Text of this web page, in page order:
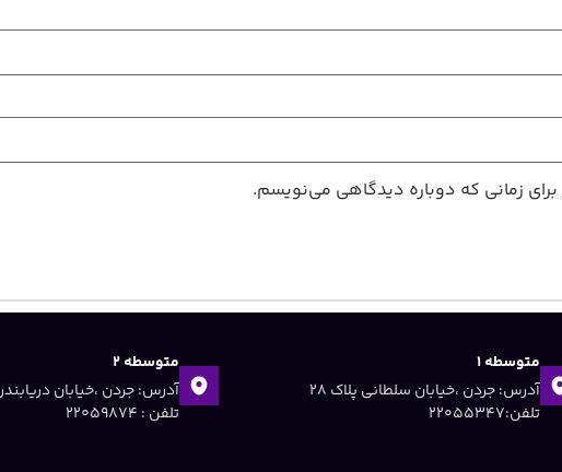
زمانی که دوباره دیدگاهی می‌نویسم.
متوسطه ۱
آدرس: جردن ،خیابان سلطانی پلاک ۲۸
تلفن:۲۲۰۵۵۳۴۷
متوسطه ۲
تلفن : ۲۲۰۵۹۸۷۴